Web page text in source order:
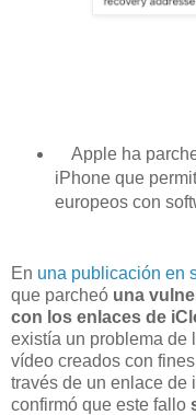
Apple ha
iPhone que
europeos con
En una publicación en
que parcheó una
con los enlaces de
existía un problema de
vídeo creados con
través de un enlace de
confirmó que este fallo